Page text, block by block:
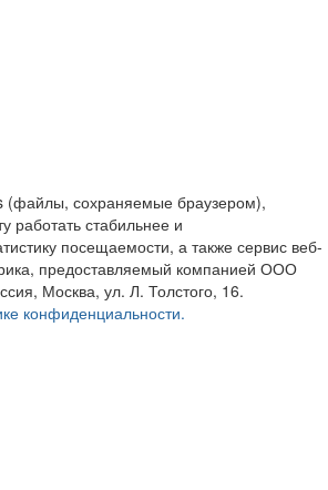
(файлы, сохраняемые браузером),
работать стабильнее и
посещаемости, а также сервис веб-
предоставляемый компанией ООО
Москва, ул. Л. Толстого, 16.
конфиденциальности.